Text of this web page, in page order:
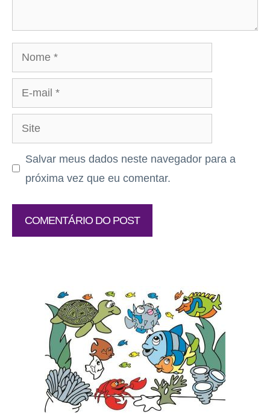
Nome
mail
Site
Salvar meus dados neste navegador para a
próxima vez que eu comentar.